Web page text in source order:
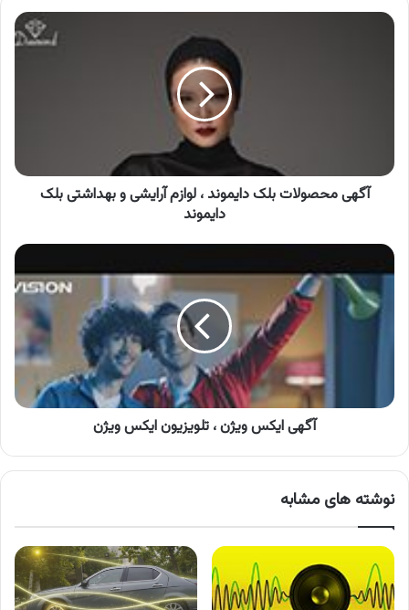
آگهی
بهداشتی
آگهی محصولات بلک دایموند ، لوازم آرایشی و بهداشتی بلک
دایموند
آگهی
ایکس
ویژن
آگهی ایکس ویژن ، تلویزیون ایکس ویژن
نوشته های مشابه